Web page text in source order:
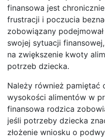
finansowa jest
frustracji i poczucia
zobowiązany
swojej sytuacji
na zwiększenie kwoty
potrzeb dziecka.
Należy również pamiętać
wysokości alimentów w
finansowa rodzica
jeśli potrzeby dziecka
złożenie wniosku o